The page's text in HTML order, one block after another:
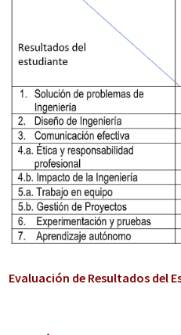
Evaluación de Resultados del